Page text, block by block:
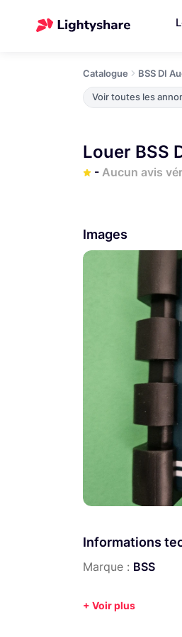
Catalogue BSS DI
Voir toutes les
Louer BSS
- Aucun avis
Images
Informations
Marque : BSS
+ Voir plus